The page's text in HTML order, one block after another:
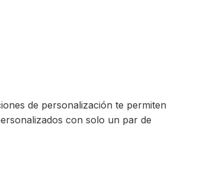
de personalización te permiten
con solo un par de